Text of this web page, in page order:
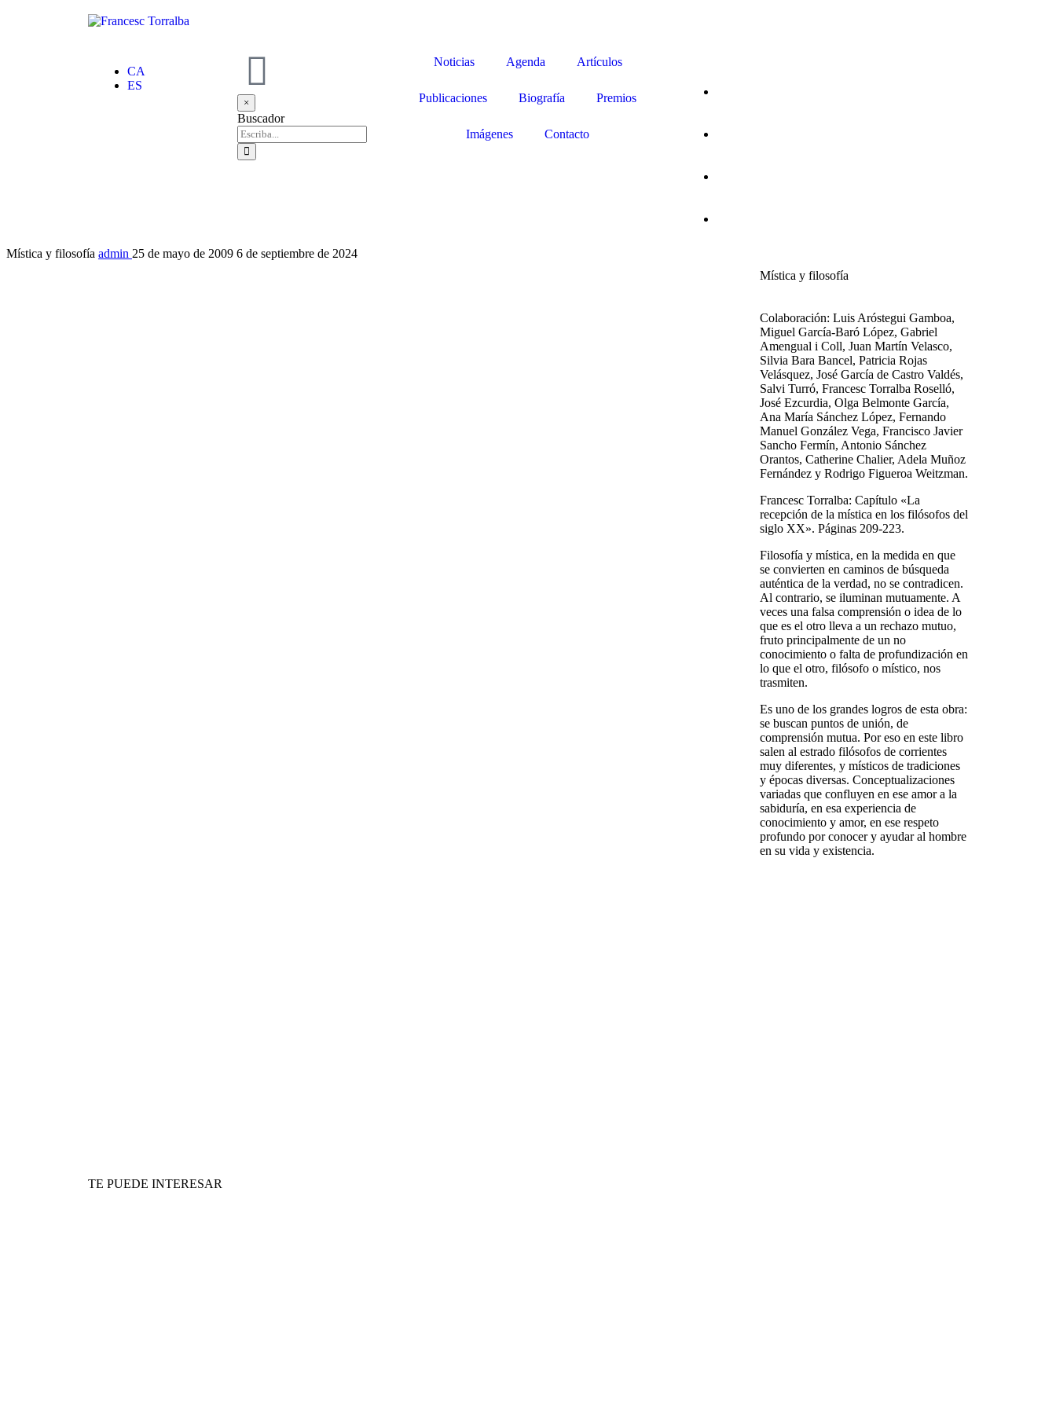
CA
ES
×
Buscador
Noticias Agenda Artículos
Publicaciones Biografía Premios
Imágenes Contacto
Mística y filosofía admin 25 de mayo de 2009 6 de septiembre de 2024
Mística y filosofía
Colaboración: Luis Aróstegui Gamboa,
Miguel García-Baró López, Gabriel
Amengual i Coll, Juan Martín Velasco,
Silvia Bara Bancel, Patricia Rojas
Velásquez, José García de Castro Valdés,
Salvi Turró, Francesc Torralba Roselló,
José Ezcurdia, Olga Belmonte García,
Ana María Sánchez López, Fernando
Manuel González Vega, Francisco Javier
Sancho Fermín, Antonio Sánchez
Orantos, Catherine Chalier, Adela Muñoz
Fernández y Rodrigo Figueroa Weitzman.
Francesc Torralba: Capítulo «La
recepción de la mística en los filósofos del
siglo XX». Páginas 209-223.
Filosofía y mística, en la medida en que
se convierten en caminos de búsqueda
auténtica de la verdad, no se contradicen.
Al contrario, se iluminan mutuamente. A
veces una falsa comprensión o idea de lo
que es el otro lleva a un rechazo mutuo,
fruto principalmente de un no
conocimiento o falta de profundización en
lo que el otro, filósofo o místico, nos
trasmiten.
Es uno de los grandes logros de esta obra:
se buscan puntos de unión, de
comprensión mutua. Por eso en este libro
salen al estrado filósofos de corrientes
muy diferentes, y místicos de tradiciones
y épocas diversas. Conceptualizaciones
variadas que confluyen en ese amor a la
sabiduría, en esa experiencia de
conocimiento y amor, en ese respeto
profundo por conocer y ayudar al hombre
en su vida y existencia.
TE PUEDE INTERESAR